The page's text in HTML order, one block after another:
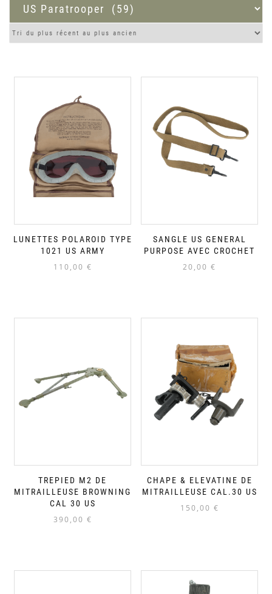
LUNETTES POLAROID TYPE
1021 US ARMY
110,00 €
SANGLE US GENERAL
PURPOSE AVEC CROCHET
20,00 €
TREPIED M2 DE
MITRAILLEUSE BROWNING
CAL 30 US
390,00 €
CHAPE & ELEVATINE DE
MITRAILLEUSE CAL.30 US
150,00 €